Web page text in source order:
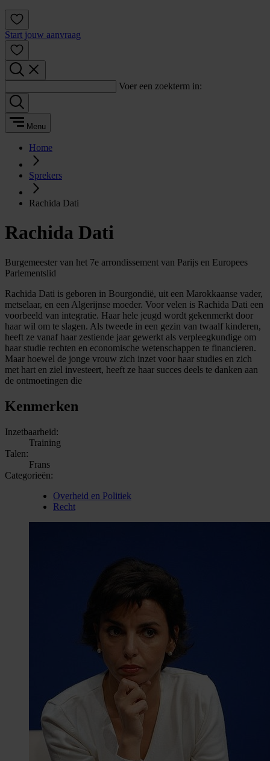
Start jouw aanvraag
Voer een zoekterm in:
Menu
Home
Sprekers
Rachida Dati
Rachida Dati
Burgemeester van het 7e arrondissement van Parijs en Europees
Parlementslid
Rachida Dati is geboren in Bourgondië, uit een Marokkaanse vader,
metselaar, en een Algerijnse moeder. Voor velen is Rachida Dati een
voorbeeld van integratie. Haar hele jeugd wordt gekenmerkt door
haar wil om te slagen. Als tweede in een gezin van twaalf kinderen,
heeft ze vanaf haar zestiende jaar gewerkt als verpleegkundige om
haar studie rechten en economische wetenschappen te financieren.
Maar hoewel de jonge vrouw zich inzet voor haar studies en zich
met hart en ziel investeert, heeft ze haar succes deels te danken aan
de ontmoetingen die
Kenmerken
Inzetbaarheid:
Training
Talen:
Frans
Categorieën:
Overheid en Politiek
Recht